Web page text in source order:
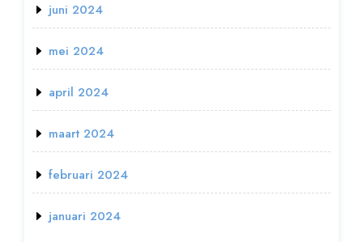
juni 2024
mei 2024
april 2024
maart 2024
februari 2024
januari 2024